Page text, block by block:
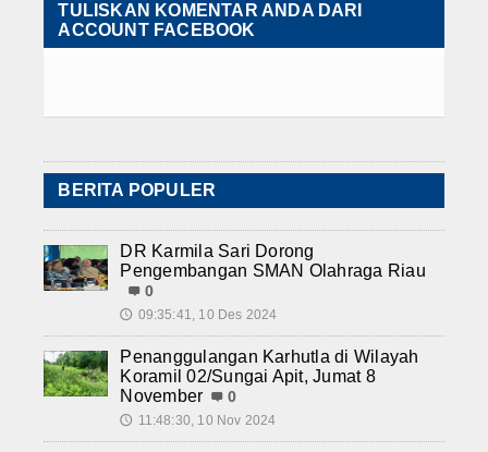
TULISKAN KOMENTAR ANDA DARI
ACCOUNT FACEBOOK
BERITA POPULER
DR Karmila Sari Dorong
Pengembangan SMAN Olahraga Riau
0
🕔 09:35:41, 10 Des 2024
Penanggulangan Karhutla di Wilayah
Koramil 02/Sungai Apit, Jumat 8
November
0
🕔 11:48:30, 10 Nov 2024